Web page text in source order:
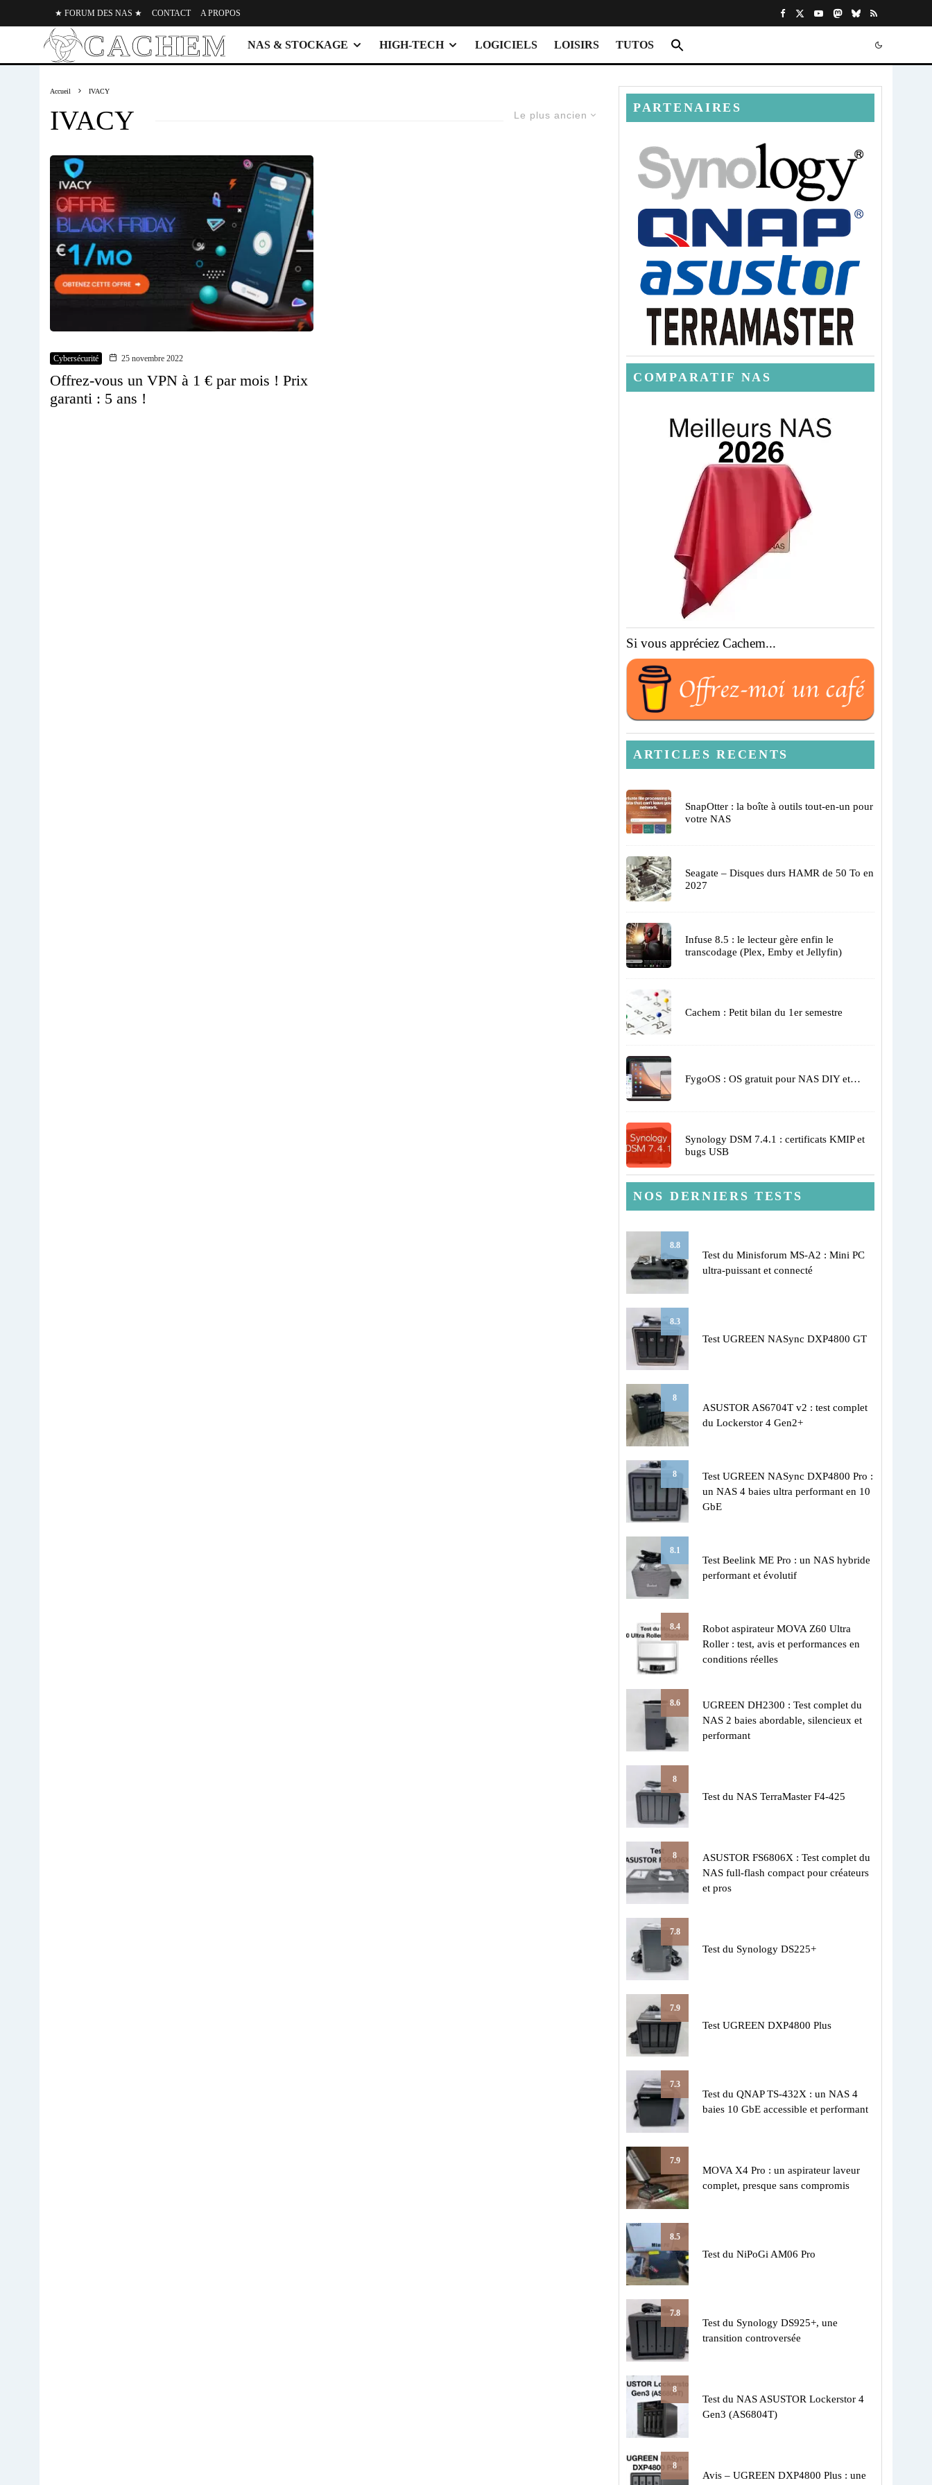
★ FORUM DES NAS ★ CONTACT A PROPOS
NAS & STOCKAGE HIGH-TECH LOGICIELS LOISIRS TUTOS
Accueil IVACY
Le plus ancien
IVACY
Cybersécurité 25 novembre 2022
Offrez-vous un VPN à 1 € par mois ! Prix
garanti : 5 ans !
PARTENAIRES
COMPARATIF NAS
Si vous appréciez Cachem...
ARTICLES RECENTS
SnapOtter : la boîte à outils tout-en-un pour
votre NAS
Seagate – Disques durs HAMR de 50 To en
2027
Infuse 8.5 : le lecteur gère enfin le
transcodage (Plex, Emby et Jellyfin)
Cachem : Petit bilan du 1er semestre
FygoOS : OS gratuit pour NAS DIY et…
Synology DSM 7.4.1 : certificats KMIP et
bugs USB
NOS DERNIERS TESTS
8.8
Test du Minisforum MS-A2 : Mini PC
ultra-puissant et connecté
8.3
Test UGREEN NASync DXP4800 GT
8
ASUSTOR AS6704T v2 : test complet
du Lockerstor 4 Gen2+
8
Test UGREEN NASync DXP4800 Pro :
un NAS 4 baies ultra performant en 10
GbE
8.1
Test Beelink ME Pro : un NAS hybride
performant et évolutif
8.4
Robot aspirateur MOVA Z60 Ultra
Roller : test, avis et performances en
conditions réelles
8.6
UGREEN DH2300 : Test complet du
NAS 2 baies abordable, silencieux et
performant
8
Test du NAS TerraMaster F4-425
8
ASUSTOR FS6806X : Test complet du
NAS full-flash compact pour créateurs
et pros
7.8
Test du Synology DS225+
7.9
Test UGREEN DXP4800 Plus
7.3
Test du QNAP TS-432X : un NAS 4
baies 10 GbE accessible et performant
7.9
MOVA X4 Pro : un aspirateur laveur
complet, presque sans compromis
8.5
Test du NiPoGi AM06 Pro
7.8
Test du Synology DS925+, une
transition controversée
8
Test du NAS ASUSTOR Lockerstor 4
Gen3 (AS6804T)
8
Avis – UGREEN DXP4800 Plus : une